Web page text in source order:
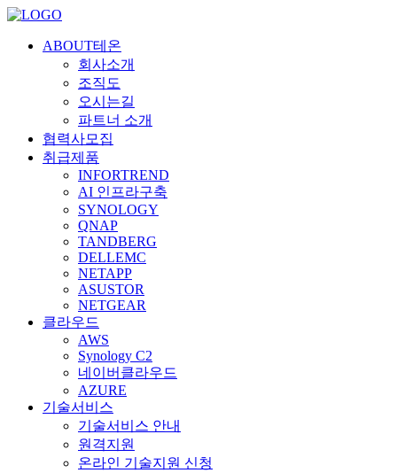
ABOUT테온
회사소개
조직도
오시는길
파트너 소개
협력사모집
취급제품
INFORTREND
AI 인프라구축
SYNOLOGY
QNAP
TANDBERG
DELLEMC
NETAPP
ASUSTOR
NETGEAR
클라우드
AWS
Synology C2
네이버클라우드
AZURE
기술서비스
기술서비스 안내
원격지원
온라인 기술지원 신청